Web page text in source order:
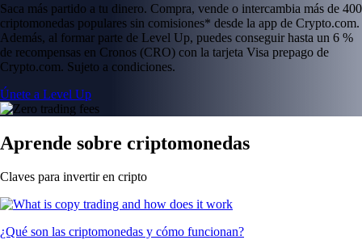
Saca más partido a tu dinero. Compra, vende o intercambia más de 400
criptomonedas populares sin comisiones* desde la app de Crypto.com.
Además, al formar parte de Level Up, puedes conseguir hasta un 6 %
de recompensas en Cronos (CRO) con la tarjeta Visa prepago de
Crypto.com. Sujeto a condiciones.
Únete a Level Up
Aprende sobre criptomonedas
Claves para invertir en cripto
¿Qué son las criptomonedas y cómo funcionan?